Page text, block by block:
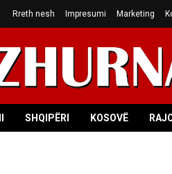
Rreth nesh Impresumi Marketing
SHQIPËRI KOSOVË